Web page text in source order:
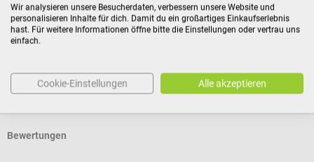
Produktidentifikation
Dokumente
Bewertungen
Wir analysieren unsere Besucherdaten, verbessern unsere Website und
personalisieren Inhalte für dich. Damit du ein großartiges Einkaufserlebnis
hast. Für weitere Informationen öffne bitte die Einstellungen oder vertrau uns
einfach.
Cookie-Einstellungen Alle akzeptieren